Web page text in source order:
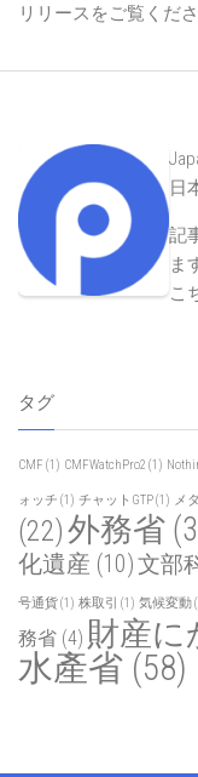
リリースをご覧くださ
日
記
ま
こ
タグ
CMF (1) CMFWatchPro2 (1)
ォッチ (1) チャットGTP(1) メ
(22)外務省
化遺産 (10)文部
号通貨(1) 株取引 (1) 気候変動
務省 (4) 財産に
水產省 (58)